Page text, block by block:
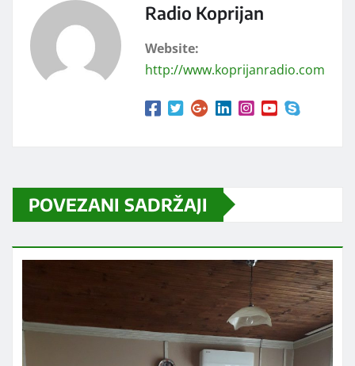
Radio Koprijan
Website:
http://www.koprijanradio.com
POVEZANI SADRŽAJI